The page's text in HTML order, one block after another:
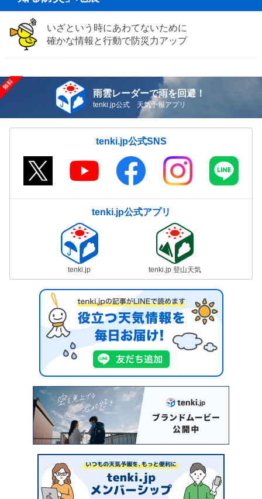
いざという時にあわてないために
確かな情報と行動で防災力アップ
雨雲レーダーで雨を回避！
tenki.jp公式 天気予報アプリ
tenki.jp公式SNS
tenki.jp公式アプリ
tenki.jp tenki.jp 登山天気